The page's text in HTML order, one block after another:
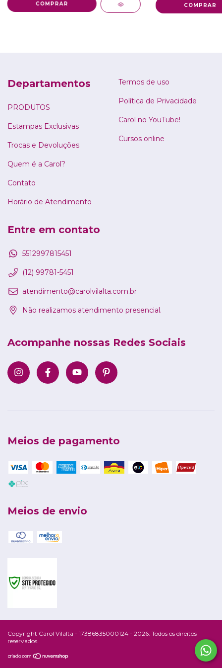
COMPRAR
Departamentos
PRODUTOS
Estampas Exclusivas
Trocas e Devoluções
Quem é a Carol?
Contato
Horário de Atendimento
Termos de uso
Política de Privacidade
Carol no YouTube!
Cursos online
Entre em contato
5512997815451
(12) 99781-5451
atendimento@carolvilalta.com.br
Não realizamos atendimento presencial.
Acompanhe nossas Redes Sociais
Meios de pagamento
Meios de envio
Copyright Carol Vilalta - 17386835000124 - 2026. Todos os direitos
reservados.